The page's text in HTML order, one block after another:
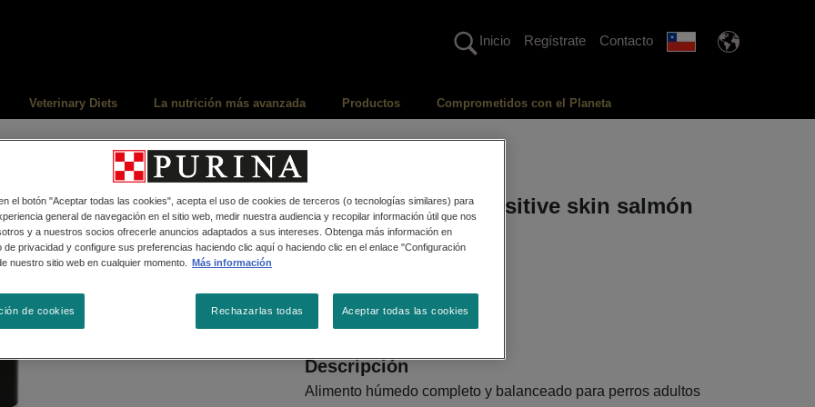
Inicio Regístrate Contacto
Veterinary Diets La nutrición más avanzada Productos Comprometidos con el Planeta
Alimento Húmedo
Lata Pro Plan® sensitive skin salmón
y arroz
368,5 G
Descripción
Alimento húmedo completo y balanceado para perros adultos
el botón "Aceptar todas las cookies", acepta el uso de cookies de terceros (o tecnologías similares) para
general de navegación en el sitio web, medir nuestra audiencia y recopilar información útil que nos
y a nuestros socios ofrecerle anuncios adaptados a sus intereses. Obtenga más información en
de privacidad y configure sus preferencias haciendo clic aquí o haciendo clic en el enlace "Configuración
nuestro sitio web en cualquier momento.
Más información
Rechazarlas todas Aceptar todas las cookies
de cookies